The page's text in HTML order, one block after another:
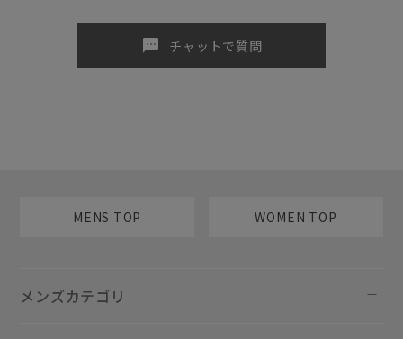
sms チャットで質問
MENS TOP WOMEN TOP
メンズカテゴリ